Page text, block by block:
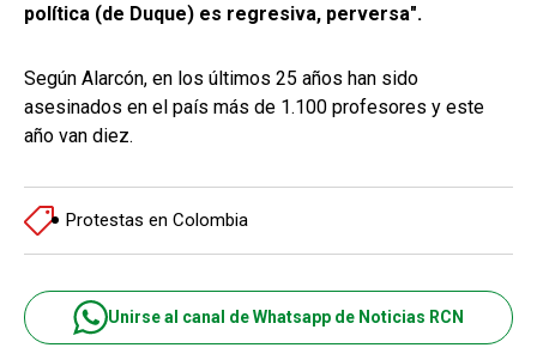
política (de Duque) es regresiva, perversa".
Según Alarcón, en los últimos 25 años han sido
asesinados en el país más de 1.100 profesores y este
año van diez.
Protestas en Colombia
Unirse al canal de Whatsapp de Noticias RCN